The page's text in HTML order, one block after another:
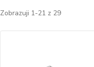
Zobrazuji 1-21 z 29